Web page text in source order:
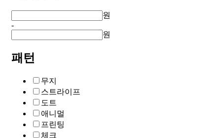
원
-
원
패턴
무지
스트라이프
도트
애니멀
프린팅
체크